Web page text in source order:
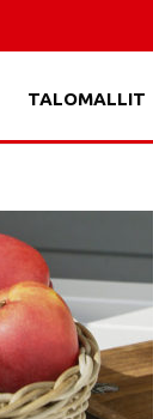
TALOMALLIT